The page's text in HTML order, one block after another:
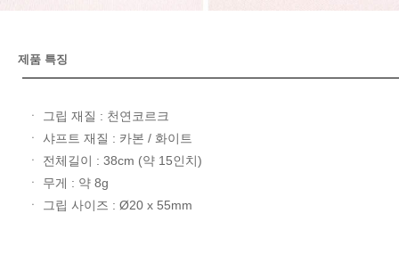
제품 특징
ㆍ 그립 재질 : 천연코르크
ㆍ 샤프트 재질 : 카본 / 화이트
ㆍ 전체길이 : 38cm (약 15인치)
ㆍ 무게 : 약 8g
ㆍ 그립 사이즈 : Ø20 x 55mm